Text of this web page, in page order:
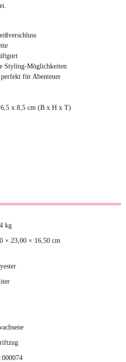
Styling-Möglichkeiten
für Abenteuer
x 8,5 cm (B x H x T)
kg
× 23,00 × 16,50 cm